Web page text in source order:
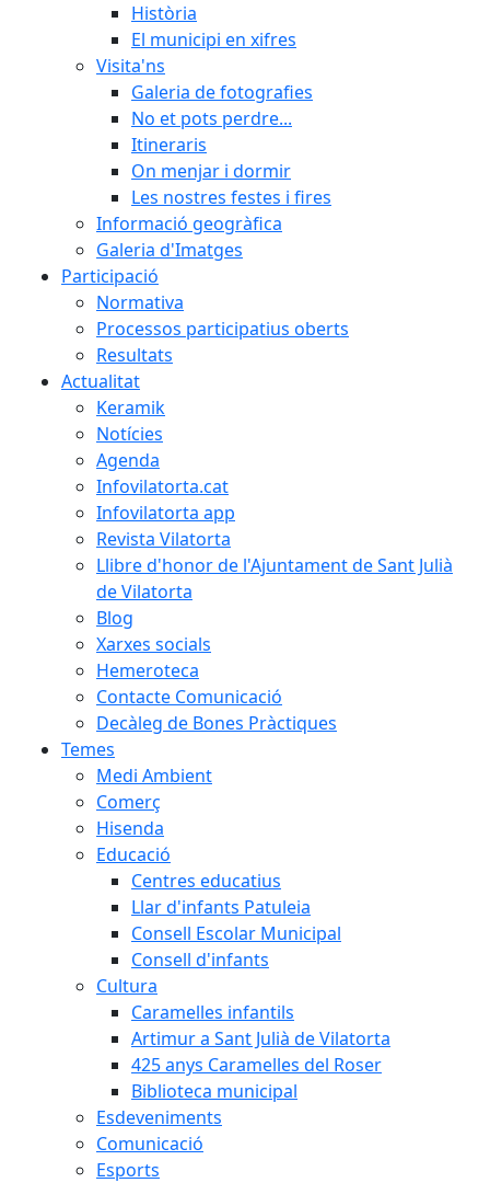
Història
El municipi en xifres
Visita'ns
Galeria de fotografies
No et pots perdre...
Itineraris
On menjar i dormir
Les nostres festes i fires
Informació geogràfica
Galeria d'Imatges
Participació
Normativa
Processos participatius oberts
Resultats
Actualitat
Keramik
Notícies
Agenda
Infovilatorta.cat
Infovilatorta app
Revista Vilatorta
Llibre d'honor de l'Ajuntament de Sant Julià
de Vilatorta
Blog
Xarxes socials
Hemeroteca
Contacte Comunicació
Decàleg de Bones Pràctiques
Temes
Medi Ambient
Comerç
Hisenda
Educació
Centres educatius
Llar d'infants Patuleia
Consell Escolar Municipal
Consell d'infants
Cultura
Caramelles infantils
Artimur a Sant Julià de Vilatorta
425 anys Caramelles del Roser
Biblioteca municipal
Esdeveniments
Comunicació
Esports